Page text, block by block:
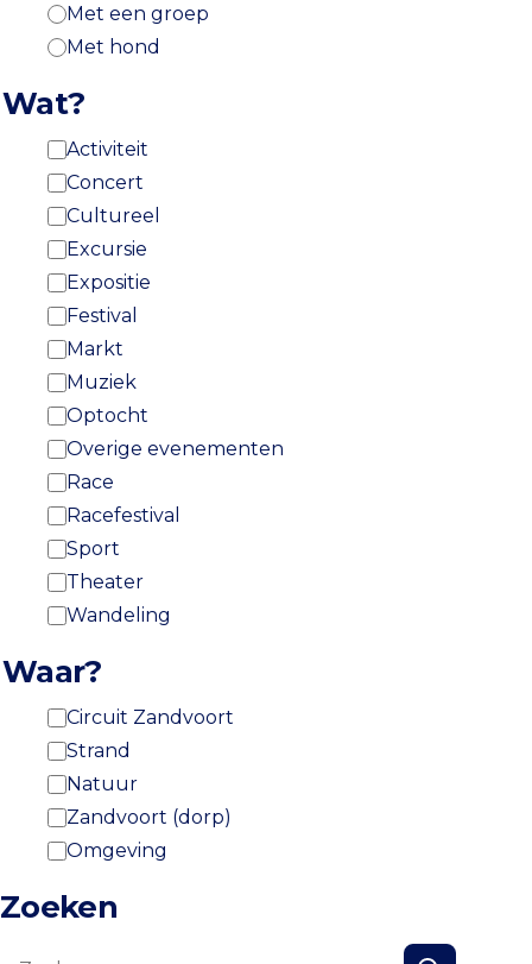
Met een groep
Met hond
Wat?
Activiteit
Concert
Cultureel
Excursie
Expositie
Festival
Markt
Muziek
Optocht
Overige evenementen
Race
Racefestival
Sport
Theater
Wandeling
Waar?
Circuit Zandvoort
Strand
Natuur
Zandvoort (dorp)
Omgeving
Zoeken